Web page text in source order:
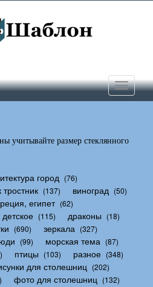
Toggle
учитывайте размер стеклянного
город (76)
(137) виноград (50)
египет (62)
детское (115) драконы (18)
(690) зеркала (327)
(99) морская тема (87)
птицы (103) разное (348)
для столешниц (202)
фото для столешниц (132)